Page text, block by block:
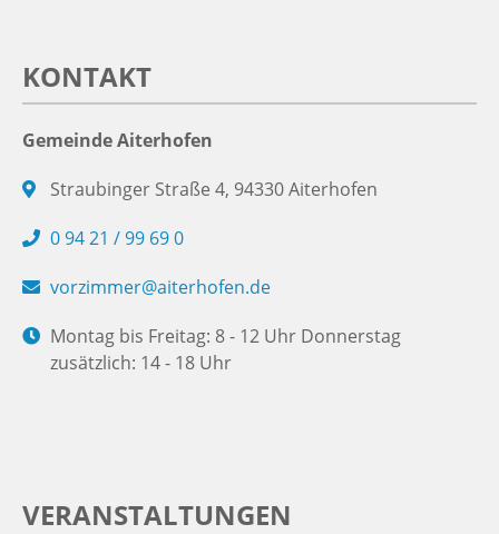
KONTAKT
Gemeinde Aiterhofen
Straubinger Straße 4, 94330 Aiterhofen
0 94 21 / 99 69 0
vorzimmer@aiterhofen.de
Montag bis Freitag: 8 - 12 Uhr Donnerstag
zusätzlich: 14 - 18 Uhr
VERANSTALTUNGEN